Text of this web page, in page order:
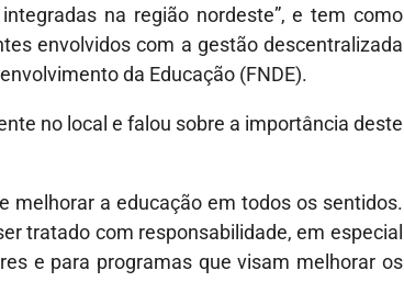
na região nordeste”, e tem como
envolvidos com a gestão descentralizada
da Educação (FNDE).
no local e falou sobre a importância deste
melhorar a educação em todos os sentidos.
tratado com responsabilidade, em especial
e para programas que visam melhorar os